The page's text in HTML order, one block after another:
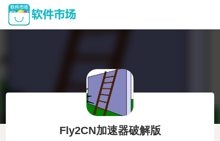
Fly2CN加速器破解版